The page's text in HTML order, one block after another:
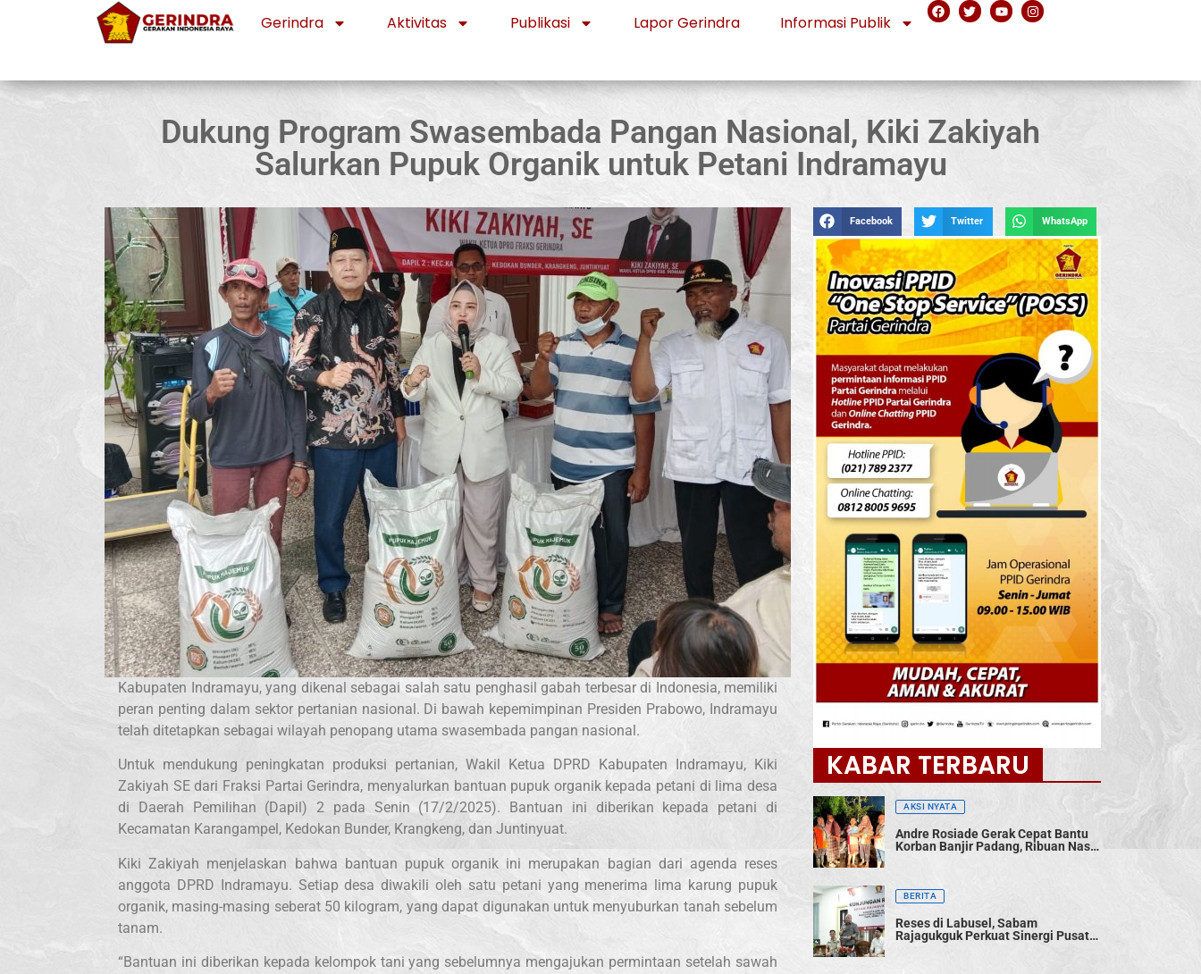
Gerindra Aktivitas Publikasi Lapor Gerindra Informasi Publik
Dukung Program Swasembada Pangan Nasional, Kiki Zakiyah
Salurkan Pupuk Organik untuk Petani Indramayu
Kabupaten Indramayu, yang dikenal sebagai salah satu penghasil gabah terbesar di Indonesia, memiliki
peran penting dalam sektor pertanian nasional. Di bawah kepemimpinan Presiden Prabowo, Indramayu
telah ditetapkan sebagai wilayah penopang utama swasembada pangan nasional.
Untuk mendukung peningkatan produksi pertanian, Wakil Ketua DPRD Kabupaten Indramayu, Kiki
Zakiyah SE dari Fraksi Partai Gerindra, menyalurkan bantuan pupuk organik kepada petani di lima desa
di Daerah Pemilihan (Dapil) 2 pada Senin (17/2/2025). Bantuan ini diberikan kepada petani di
Kecamatan Karangampel, Kedokan Bunder, Krangkeng, dan Juntinyuat.
Kiki Zakiyah menjelaskan bahwa bantuan pupuk organik ini merupakan bagian dari agenda reses
anggota DPRD Indramayu. Setiap desa diwakili oleh satu petani yang menerima lima karung pupuk
organik, masing-masing seberat 50 kilogram, yang dapat digunakan untuk menyuburkan tanah sebelum
tanam.
“Bantuan ini diberikan kepada kelompok tani yang sebelumnya mengajukan permintaan setelah sawah
Facebook Twitter WhatsApp
KABAR TERBARU
AKSI NYATA
Andre Rosiade Gerak Cepat Bantu
Korban Banjir Padang, Ribuan Nasi
BERITA
Reses di Labusel, Sabam
Rajagukguk Perkuat Sinergi Pusat-